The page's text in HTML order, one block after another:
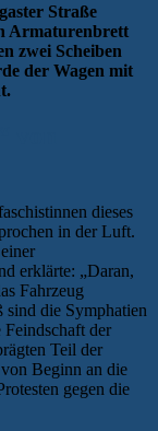
Straße
Armaturenbrett
zwei Scheiben
der Wagen mit
dieses
in der Luft.
erklärte: „Daran,
Fahrzeug
die Symphatien
der
Teil der
Beginn an die
gegen die